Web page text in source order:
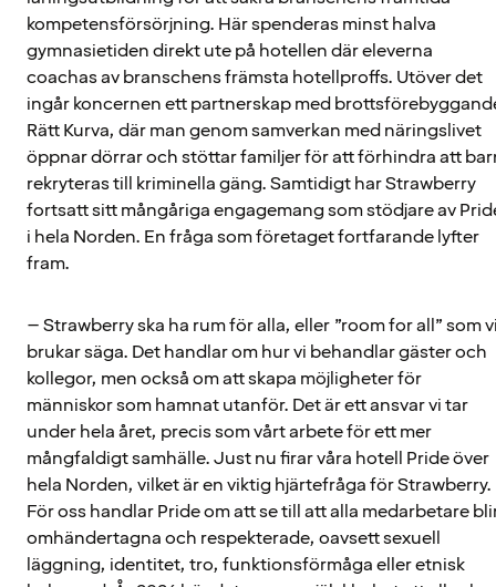
kompetensförsörjning. Här spenderas minst halva
gymnasietiden direkt ute på hotellen där eleverna
coachas av branschens främsta hotellproffs. Utöver det
ingår koncernen ett partnerskap med
Rätt Kurva, där man genom samverkan med näringslivet
öppnar dörrar och stöttar familjer för att förhindra att
rekryteras till kriminella gäng. Samtidigt har Strawberry
fortsatt sitt mångåriga engagemang som stödjare av
i hela Norden. En fråga som företaget fortfarande lyfter
fram.
– Strawberry ska ha rum för alla, eller ”room for all” som
brukar säga. Det handlar om hur vi behandlar gäster och
kollegor, men också om att skapa möjligheter för
människor som hamnat utanför. Det är ett ansvar vi tar
under hela året, precis som vårt arbete för ett mer
mångfaldigt samhälle. Just nu firar våra hotell Pride över
hela Norden, vilket är en viktig hjärtefråga för Strawberry.
För oss handlar Pride om att se till att alla medarbetare
omhändertagna och respekterade, oavsett sexuell
läggning, identitet, tro, funktionsförmåga eller etnisk